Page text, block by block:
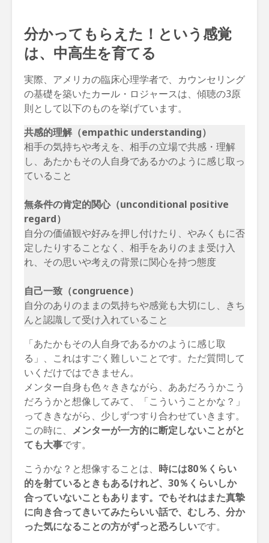
分かってもらえた！という感覚
は、中高生を育てる
実際、アメリカの臨床心理学者で、カウンセリング
の基礎を築いたカール・ロジャースは、傾聴の3原
則として以下のものを挙げています。
共感的理解（empathic understanding）
相手の気持ちや考えを、相手の立場で共感・理解
し、あたかもその人自身であるかのように感じ取っ
ていること
無条件の肯定的関心（unconditional positive
regard）
自分の価値観や好みを押し付けたり、やみくもに否
定したりすることなく、相手をありのまま受け入
れ、その思いや考えの背景に関心を持つ態度
自己一致（congruence）
自分のありのままの気持ちや感覚も大切にし、きち
んと認識して受け入れていること
「あたかもその人自身であるかのように感じ取
る」、これはすごく難しいことです。ただ質問して
いくだけではできません。
メンター自身も色々ききながら、ああだろうかこう
だろうかと想像してみて、「こういうことかな？」
ってききながら、少しずつすり合わせていきます。
この時に、 メンターが一方的に断定しないことがと
ても大事です。
こうかな？と想像することは、 時には80％くらい
的を射ているときもあるけれど、30％くらいしか
合っていないこともあります。でもそれはまた真摯
に向き合ってきいてみたらいい話で、むしろ、分か
った気になることの方がずっと恐ろしいです。